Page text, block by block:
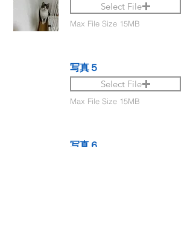
Select File
Max File Size 15MB
写真５
Select File
Max File Size 15MB
写真６